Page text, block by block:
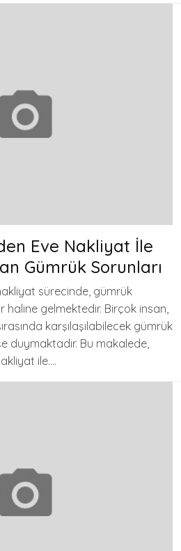
Eve Nakliyat İle
Gümrük Sorunları
sürecinde, gümrük
haline gelmektedir. Birçok insan,
karşılaşılabilecek gümrük
duymaktadır. Bu makalede,
ile….